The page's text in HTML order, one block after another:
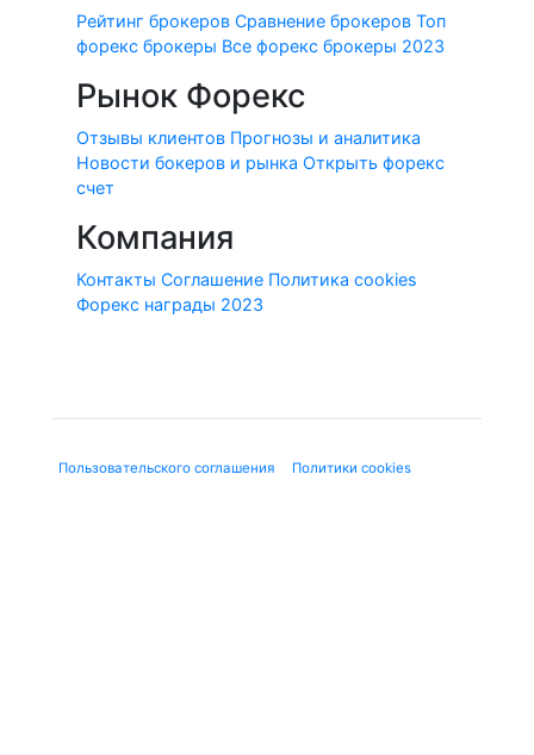
Рейтинг брокеров Сравнение брокеров Топ
форекс брокеры Все форекс брокеры 2023
Рынок Форекс
Отзывы клиентов Прогнозы и аналитика
Новости бокеров и рынка Открыть форекс
счет
Компания
Контакты Соглашение Политика cookies
Форекс награды 2023
Пользовательского соглашения Политики cookies